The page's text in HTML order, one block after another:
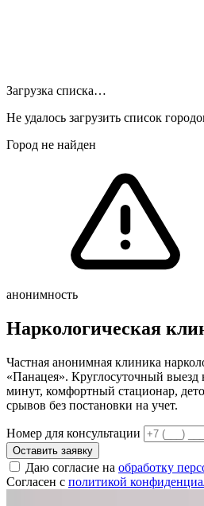
Загрузка списка…
Не удалось загрузить список
Город не найден
анонимность
Наркологическая
Частная анонимная клиника
«Панацея». Круглосуточный выезд
минут, комфортный стационар,
срывов без постановки на учет.
Номер для консультации
Оставить заявку
Даю согласие на обработку
Согласен с политикой